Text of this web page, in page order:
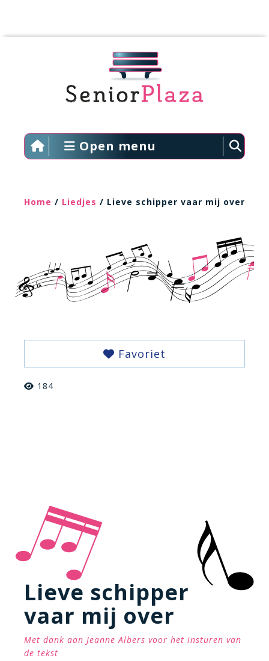
Open menu
Home / Liedjes / Lieve schipper vaar mij over
Favoriet
184
Lieve schipper
vaar mij over
Met dank aan Jeanne Albers voor het insturen van
de tekst